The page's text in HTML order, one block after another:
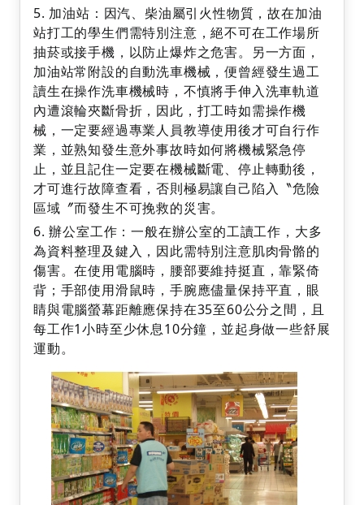
加油站：因汽、柴油屬引火性物質，故在加油
站打工的學生們需特別注意，絕不可在工作場所
抽菸或接手機，以防止爆炸之危害。另一方面，
加油站常附設的自動洗車機械，便曾經發生過工
讀生在操作洗車機械時，不慎將手伸入洗車軌道
內遭滾輪夾斷骨折，因此，打工時如需操作機
械，一定要經過專業人員教導使用後才可自行作
業，並熟知發生意外事故時如何將機械緊急停
止，並且記住一定要在機械斷電、停止轉動後，
才可進行故障查看，否則極易讓自己陷入〝危險
區域〞而發生不可挽救的災害。
辦公室工作：一般在辦公室的工讀工作，大多
為資料整理及鍵入，因此需特別注意肌肉骨骼的
傷害。在使用電腦時，腰部要維持挺直，靠緊倚
背；手部使用滑鼠時，手腕應儘量保持平直，眼
睛與電腦螢幕距離應保持在35至60公分之間，且
每工作1小時至少休息10分鐘，並起身做一些舒展
運動。